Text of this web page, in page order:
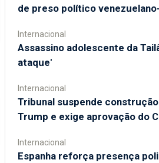
de preso político
Internacional
Assassino adolescente da
ataque'
Internacional
Tribunal suspende
Trump e exige aprovação do
Internacional
Espanha reforça presença